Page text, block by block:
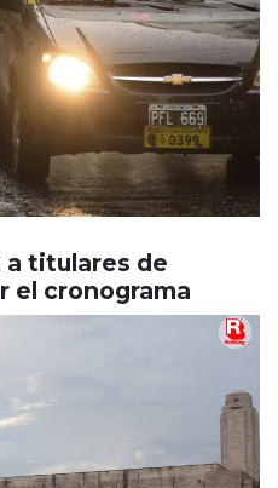
a titulares de
el cronograma